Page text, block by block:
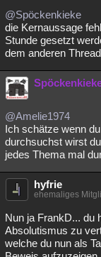
@Spöckenkieke
die Kernaussage
Stunde gesetzt
dem anderen
@Amelie1974
Ich schätze wenn
durchsuchst wirst
jedes Thema mal
hyfrie
ehemaliges
Nun ja FrankD... du
Absolutismus zu
welche du nun als